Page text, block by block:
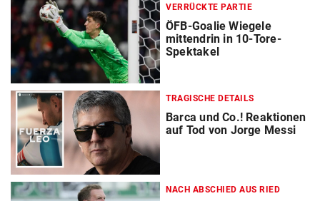
VERRÜCKTE PARTIE
ÖFB-Goalie Wiegele
mittendrin in 10-Tore-
Spektakel
TRAGISCHE DETAILS
Barca und Co.! Reaktionen
auf Tod von Jorge Messi
NACH ABSCHIED AUS RIED